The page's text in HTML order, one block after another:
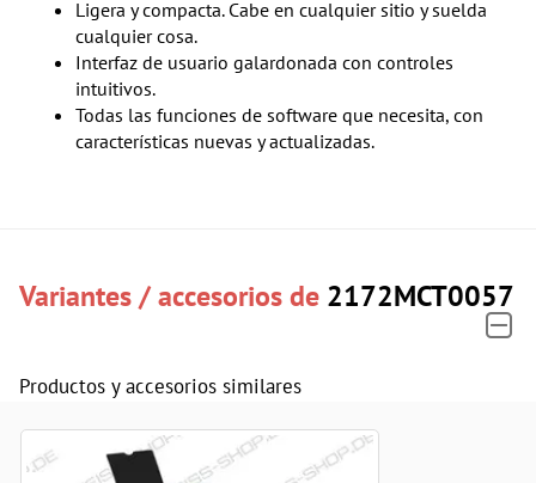
Ligera y compacta. Cabe en cualquier sitio y suelda
cualquier cosa.
Interfaz de usuario galardonada con controles
intuitivos.
Todas las funciones de software que necesita, con
características nuevas y actualizadas.
Variantes / accesorios de 2172MCT0057
Productos y accesorios similares